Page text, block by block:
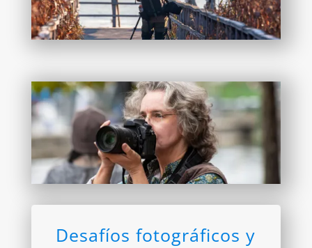
Desafíos fotográficos y